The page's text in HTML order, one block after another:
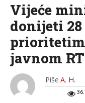
Vijeće
donijeti 28
javnom
Piše A. H.